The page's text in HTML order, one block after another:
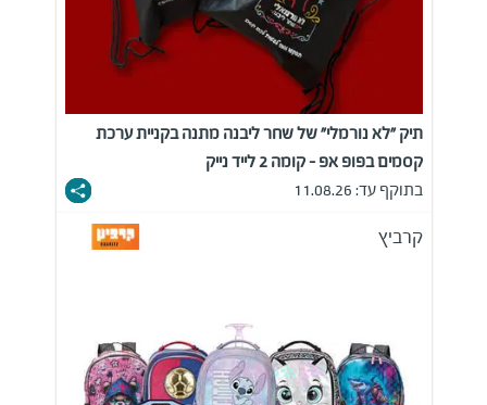
תיק "לא נורמלי" של שחר ליבנה מתנה בקניית ערכת
קסמים בפופ אפ - קומה 2 לייד נייק
בתוקף עד: 11.08.26
קרביץ